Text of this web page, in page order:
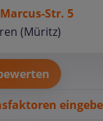
Str. 5
(Müritz)